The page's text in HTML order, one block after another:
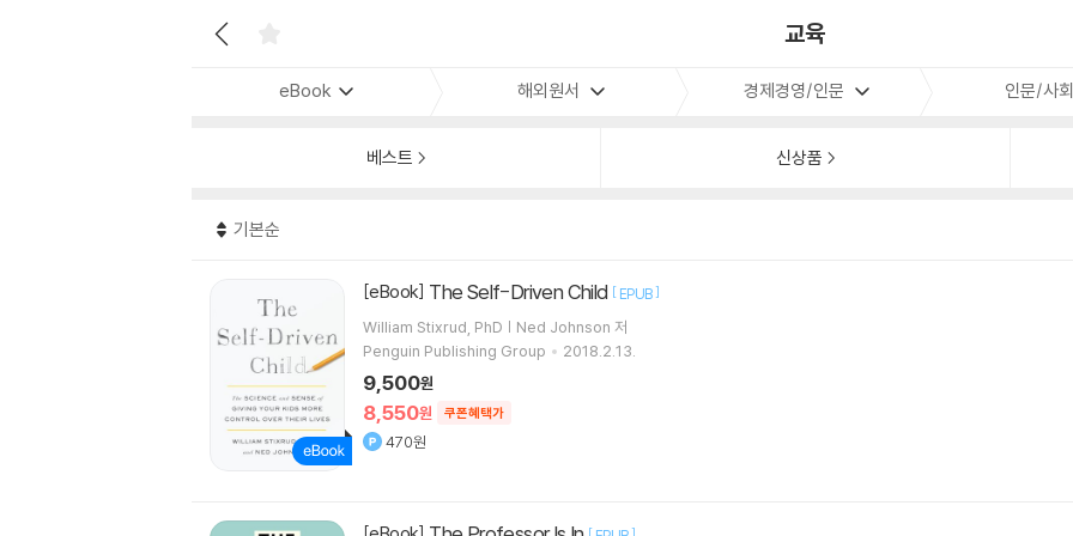
교육
eBook 해외원서 경제경영/인문 인문/사회
베스트 신상품
기본순
[eBook] The Self-Driven Child [ EPUB]
William Stixrud, PhD | Ned Johnson 저
Penguin Publishing Group
2018.2.13.
8,550원 쿠폰혜택가
9,500원
470원